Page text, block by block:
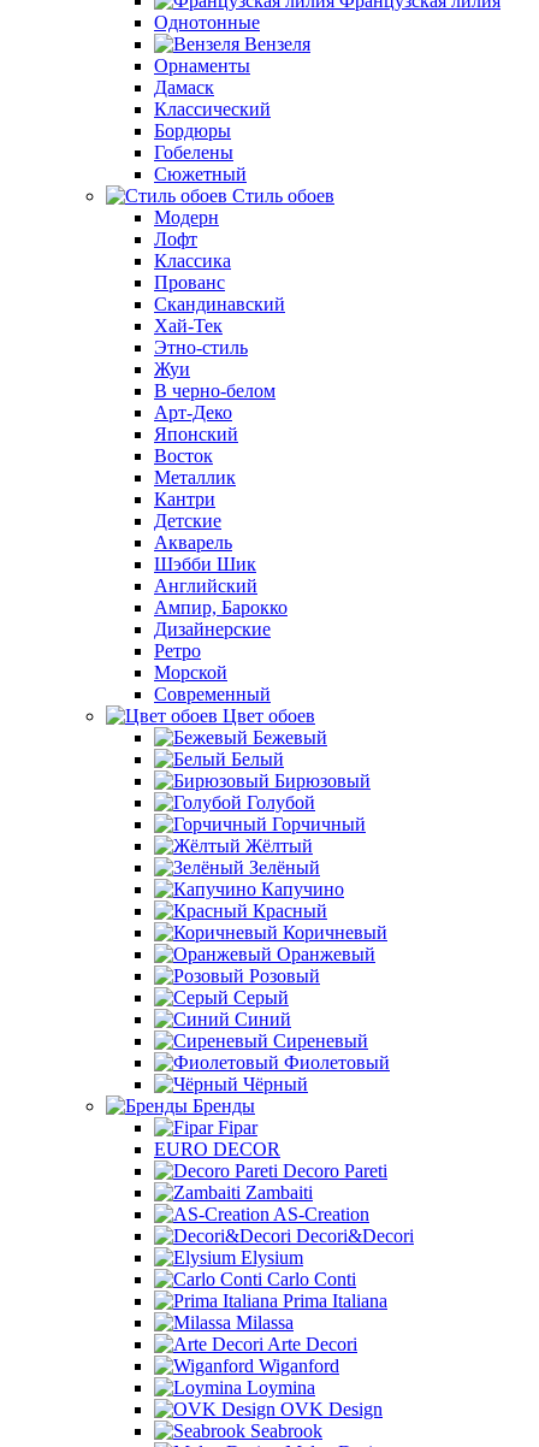
Однотонные
Вензеля
Орнаменты
Дамаск
Классический
Бордюры
Гобелены
Сюжетный
Стиль обоев
Модерн
Лофт
Классика
Прованс
Скандинавский
Хай-Тек
Этно-стиль
Жуи
В черно-белом
Арт-Деко
Японский
Восток
Металлик
Кантри
Детские
Акварель
Шэбби Шик
Английский
Ампир, Барокко
Дизайнерские
Ретро
Морской
Современный
Цвет обоев
Бежевый
Белый
Бирюзовый
Голубой
Горчичный
Жёлтый
Зелёный
Капучино
Красный
Коричневый
Оранжевый
Розовый
Серый
Синий
Сиреневый
Фиолетовый
Чёрный
Бренды
Fipar
EURO DECOR
Decoro Pareti
Zambaiti
AS-Creation
Decori&Decori
Elysium
Carlo Conti
Prima Italiana
Milassa
Arte Decori
Wiganford
Loymina
OVK Design
Seabrook